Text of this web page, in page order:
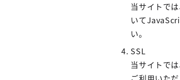
当サイトで
いて
い。
SSL
当サイトで